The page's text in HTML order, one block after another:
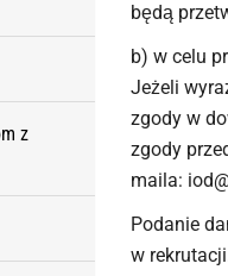
z
będą
b) w celu
Jeżeli
zgody w
zgody
maila:
Podanie
w